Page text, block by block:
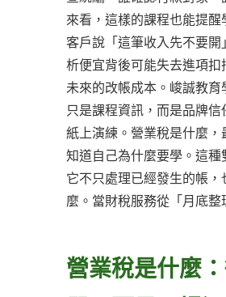
來看，這樣的課程也能提
客戶說「這筆收入先不要
析便宜背後可能失去進項
未來的改帳成本。峻誠教
只是課程資訊，而是品牌
紙上演練。營業稅是什麼
知道自己為什麼要學。這
它不只處理已經發生的帳
麼。當財稅服務從「月底
營業稅是什麼